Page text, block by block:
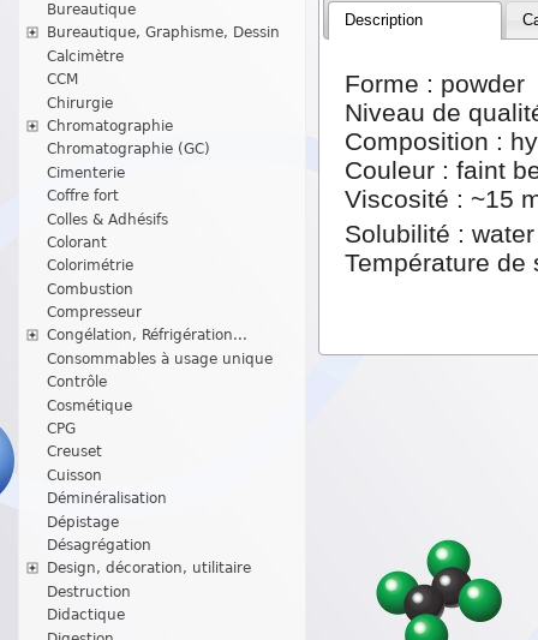
Bureautique
Bureautique, Graphisme, Dessin
Calcimètre
CCM
Chirurgie
Chromatographie
Chromatographie (GC)
Cimenterie
Coffre fort
Colles & Adhésifs
Colorant
Colorimétrie
Combustion
Compresseur
Congélation, Réfrigération...
Consommables à usage unique
Contrôle
Cosmétique
CPG
Creuset
Cuisson
Déminéralisation
Dépistage
Désagrégation
Design, décoration, utilitaire
Destruction
Didactique
Description
Forme : powder
Niveau de
Composition :
Couleur : faint
Viscosité : ~15
Solubilité :
Température de